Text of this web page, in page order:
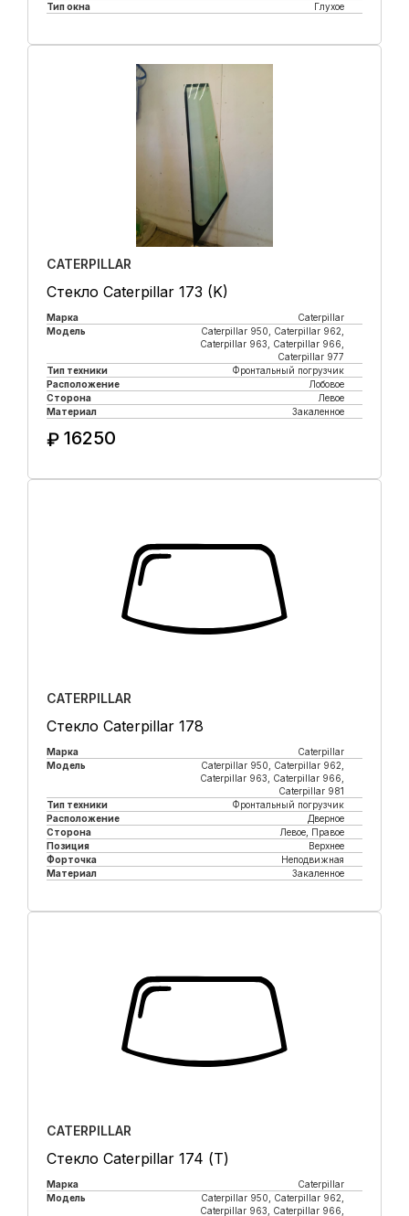
Тип окна
Глухое
CATERPILLAR
Стекло Caterpillar 173 (K)
Марка
Caterpillar
Модель
Caterpillar 950, Caterpillar 962,
Caterpillar 963, Caterpillar 966,
Caterpillar 977
Тип техники
Фронтальный погрузчик
Расположение
Лобовое
Сторона
Левое
Материал
Закаленное
₽ 16250
CATERPILLAR
Стекло Caterpillar 178
Марка
Caterpillar
Модель
Caterpillar 950, Caterpillar 962,
Caterpillar 963, Caterpillar 966,
Caterpillar 981
Тип техники
Фронтальный погрузчик
Расположение
Дверное
Сторона
Левое, Правое
Позиция
Верхнее
Форточка
Неподвижная
Материал
Закаленное
CATERPILLAR
Стекло Caterpillar 174 (Т)
Марка
Caterpillar
Модель
Caterpillar 950, Caterpillar 962,
Caterpillar 963, Caterpillar 966,